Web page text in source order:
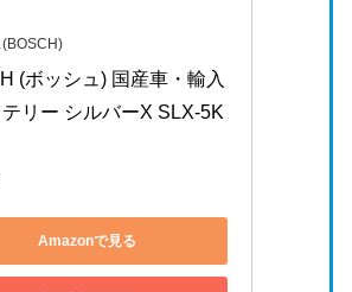
(ボッシュ) 国産車・輸入
リー シルバーX SLX-5K
Amazonで見る